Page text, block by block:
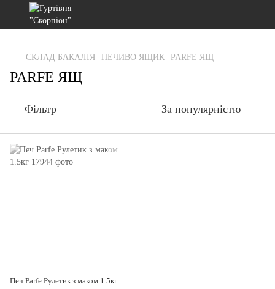
gtag('js', new Date()); gtag('config', 'G-RFXCKGNRF7');
СКЛАД БАКАЛІЯ ПЕЧИВО ЯЩИК PARFE ЯЩ
PARFE ЯЩ
Фільтр За популярністю
Печ Parfe Рулетик з маком 1.5кг